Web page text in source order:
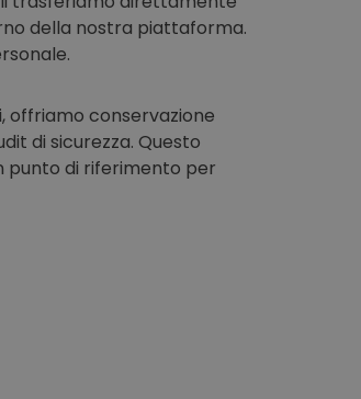
della nostra piattaforma.
offriamo conservazione
di sicurezza. Questo
di riferimento per